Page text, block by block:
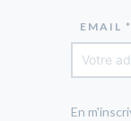
EMAIL *
En